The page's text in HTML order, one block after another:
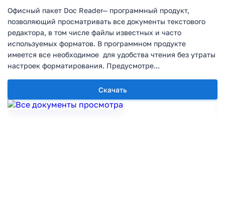
Скачать
Офисный пакет Doc Reader— программный продукт,
позволяющий просматривать все документы текстового
редактора, в том числе файлы известных и часто
используемых форматов. В программном продукте
имеется все необходимое для удобства чтения без утраты
настроек форматирования. Предусмотре...